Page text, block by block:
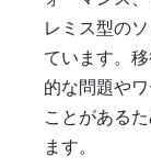
レミス型の
ています。
的な問題や
ことがある
ます。